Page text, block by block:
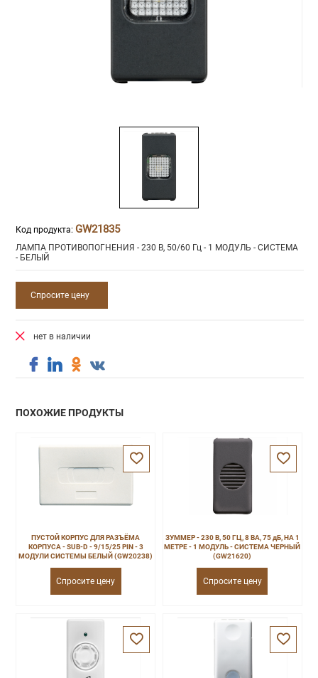
Код продукта: GW21835
ЛАМПА ПРОТИВОПОГНЕНИЯ - 230 В, 50/60 Гц - 1 МОДУЛЬ - СИСТЕМА
- БЕЛЫЙ
Спросите цену
нет в наличии
ПОХОЖИЕ ПРОДУКТЫ
ПУСТОЙ КОРПУС ДЛЯ РАЗЪЁМА
КОРПУСА - SUB-D - 9/15/25 PIN - 3
МОДУЛИ СИСТЕМЫ БЕЛЫЙ (GW20238)
Спросите цену
ЗУММЕР - 230 В, 50 ГЦ, 8 ВА, 75 дБ, НА 1
МЕТРЕ - 1 МОДУЛЬ - СИСТЕМА ЧЕРНЫЙ
(GW21620)
Спросите цену